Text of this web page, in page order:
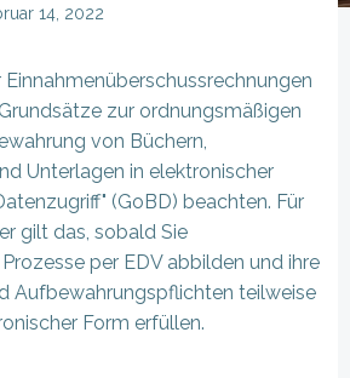
14, 2022
zur ordnungsmäßigen
von Büchern,
Unterlagen in elektronischer
(GoBD) beachten. Für
gilt das, sobald Sie
per EDV abbilden und ihre
Aufbewahrungspflichten teilweise
Form erfüllen.